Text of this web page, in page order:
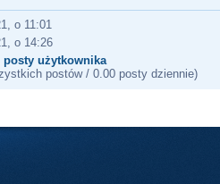
o 11:01
o 14:26
posty użytkownika
postów / 0.00 posty dziennie)